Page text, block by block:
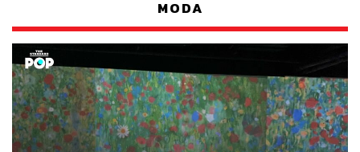
MODA